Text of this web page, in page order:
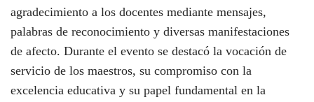
agradecimiento a los docentes mediante mensajes,
palabras de reconocimiento y diversas manifestaciones
de afecto. Durante el evento se destacó la vocación de
servicio de los maestros, su compromiso con la
excelencia educativa y su papel fundamental en la